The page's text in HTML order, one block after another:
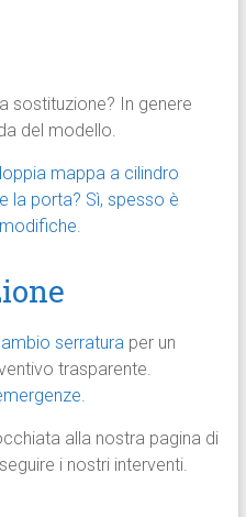
sostituzione? In genere
del modello.
mappa a cilindro
la porta? Sì, spesso è
serraturaper un
trasparente.
alla nostra pagina di
i nostri interventi.